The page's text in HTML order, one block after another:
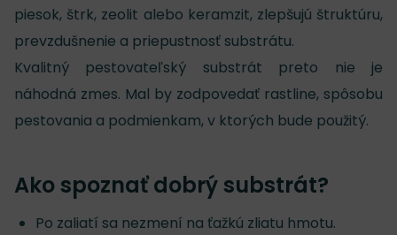
piesok, štrk, zeolit alebo keramzit, zlepšujú štruktúru,
prevzdušnenie a priepustnosť substrátu.
Kvalitný pestovateľský substrát preto nie je
náhodná zmes. Mal by zodpovedať rastline, spôsobu
pestovania a podmienkam, v ktorých bude použitý.
Ako spoznať dobrý substrát?
Po zaliatí sa nezmení na ťažkú zliatu hmotu.